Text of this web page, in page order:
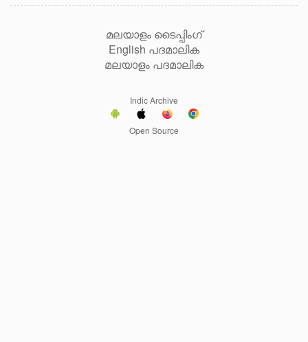
മലയാളം ടൈപ്പിംഗ്
English പദമാലിക
മലയാളം പദമാലിക
Indic Archive
Open Source